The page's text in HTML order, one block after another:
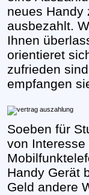
neues Handy
ausbezahlt.
Ihnen
orientieret
zufrieden
empfangen
Soeben für
von
Handy Gerät
Geld andere